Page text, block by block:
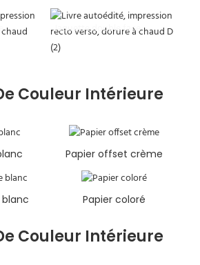
Jaquette double face
Couleur Intérieure
Papier offset crème
Papier coloré
Couleur Intérieure